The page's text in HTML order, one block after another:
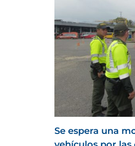
Se espera una